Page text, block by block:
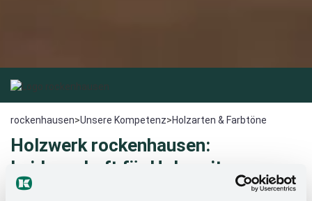
rockenhausen>Unsere Kompetenz>Holzarten & Farbtöne
Holzwerk rockenhausen:
Leidenschaft für Holz seit
Generationen